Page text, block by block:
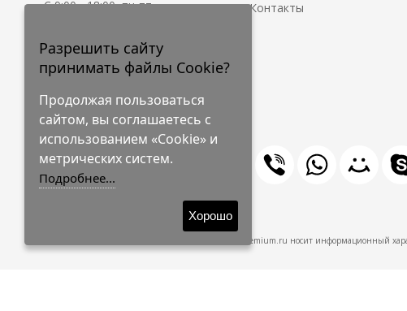
C 9:00 - 18:00, пн-пт
круглосуточно.
Контакты
© 2009-2026 Shaik-Premium
Shaik-Premium.ru носит информационный
Разрешить сайту
принимать файлы Cookie?
Продолжая пользоваться
сайтом, вы соглашаетесь с
использованием «Cookie» и
метрических систем.
Подробнее...
Хорошо